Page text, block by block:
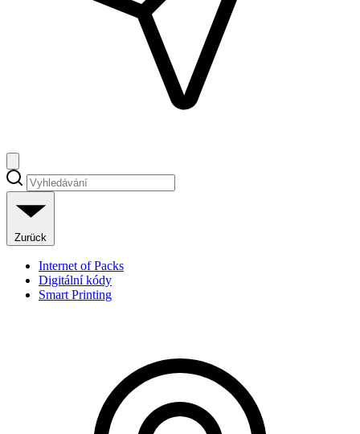
Zurück
Internet of Packs
Digitální kódy
Smart Printing